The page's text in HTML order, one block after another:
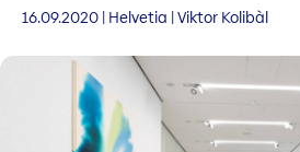
16.09.2020 | Helvetia | Viktor Kolibàl